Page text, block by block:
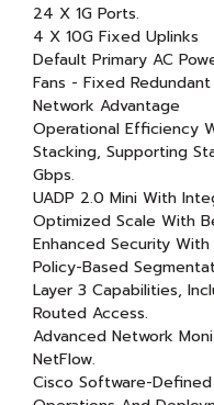
24 X 1G Ports.
4 X 10G Fixed Uplinks
Default Primary AC
Fans - Fixed Redundant
Network Advantage
Operational Efficiency
Stacking, Supporting
Gbps.
UADP 2.0 Mini With
Optimized Scale With
Enhanced Security
Policy-Based
Layer 3 Capabilities,
Routed Access.
Advanced Network
NetFlow.
Cisco Software-